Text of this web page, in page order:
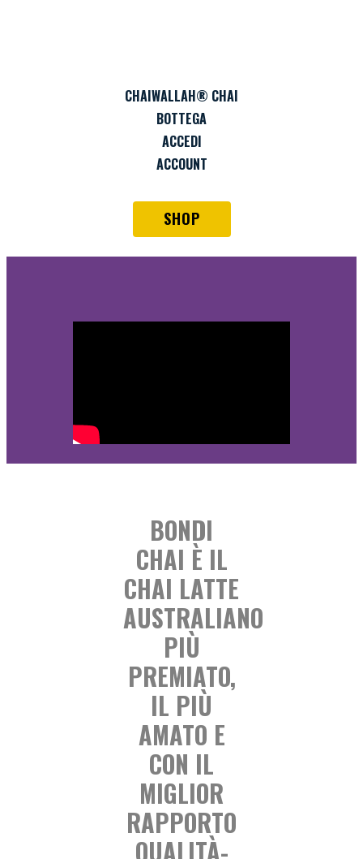
CHAIWALLAH® CHAI
BOTTEGA
ACCEDI
ACCOUNT
SHOP
BONDI
CHAI È IL
CHAI LATTE
AUSTRALIANO
PIÙ
PREMIATO,
IL PIÙ
AMATO E
CON IL
MIGLIOR
RAPPORTO
QUALITÀ-